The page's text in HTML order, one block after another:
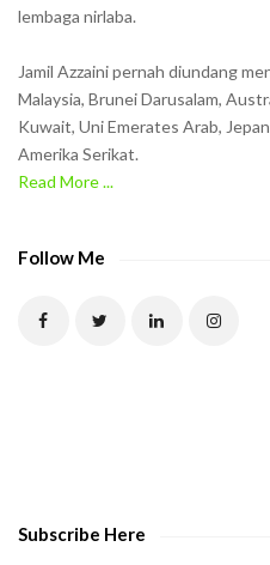
lembaga nirlaba.
Jamil Azzaini pernah diundang
Malaysia, Brunei Darusalam,
Kuwait, Uni Emerates Arab,
Amerika Serikat.
Read More ...
Follow Me
Subscribe Here